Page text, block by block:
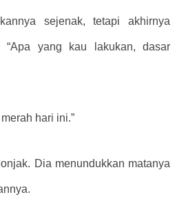
sejenak, tetapi akhirnya
“Apa yang kau lakukan, dasar
hari ini.”
Dia menundukkan matanya